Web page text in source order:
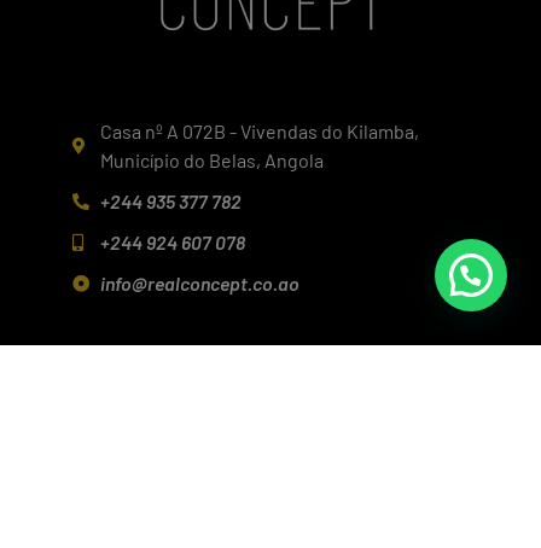
Casa nº A 072B - Vivendas do Kilamba,
Município do Belas, Angola
+244 935 377 782
+244 924 607 078
info@realconcept.co.ao